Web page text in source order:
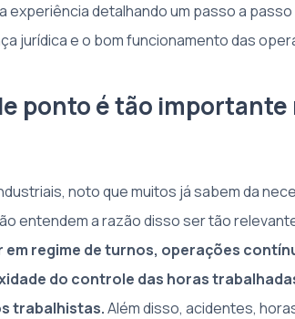
experiência detalhando um passo a
jurídica e o bom funcionamento das
ponto é tão importante
noto que muitos já sabem da
entendem a razão disso ser tão
regime de turnos, operações
do controle das horas
trabalhistas.Além disso, acidentes,